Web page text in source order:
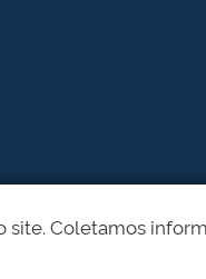
Coletamos